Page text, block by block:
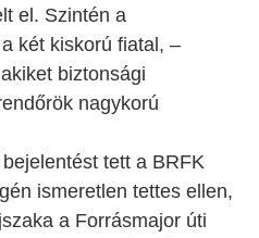
el. Szintén a
két kiskorú fiatal, –
biztonsági
nagykorú
tett a BRFK
ismeretlen tettes ellen,
a Forrásmajor úti